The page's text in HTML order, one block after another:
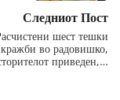
Следниот Пост
шест тешки
кражби во радовишко,
приведен,…